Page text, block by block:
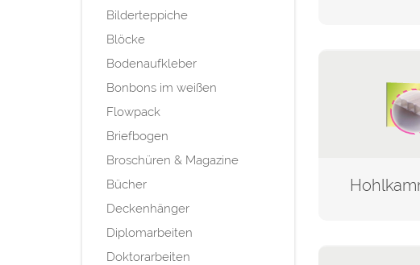
Bilderteppiche
Blöcke
Bodenaufkleber
Bonbons im weißen
Flowpack
Briefbogen
Broschüren & Magazine
Bücher
Deckenhänger
Diplomarbeiten
Doktorarbeiten